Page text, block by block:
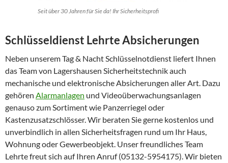
Seit über 30 Jahren für Sie da! Ihr Sicherheitsprofi
Schlüsseldienst Lehrte Absicherungen
Neben unserem Tag & Nacht Schlüsselnotdienst liefert Ihnen
das Team von Lagershausen Sicherheitstechnik auch
mechanische und elektronische Absicherungen aller Art. Dazu
gehören Alarmanlagen und Videoüberwachungsanlagen
genauso zum Sortiment wie Panzerriegel oder
Kastenzusatzschlösser. Wir beraten Sie gerne kostenlos und
unverbindlich in allen Sicherheitsfragen rund um Ihr Haus,
Wohnung oder Gewerbeobjekt. Unser freundliches Team
Lehrte freut sich auf Ihren Anruf (05132-5954175). Wir bieten